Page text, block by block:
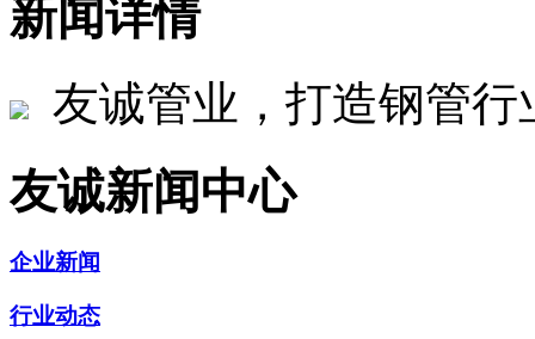
新闻详情
友诚管业，打造钢管
友诚新闻中心
企业新闻
行业动态